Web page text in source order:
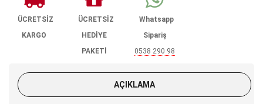
ÜCRETSİZ
KARGO
ÜCRETSİZ
HEDİYE
PAKETİ
Whatsapp
Sipariş
0538 290 98
AÇIKLAMA